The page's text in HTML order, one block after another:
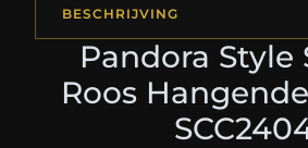
BESCHRIJVING
Pandora Style
Roos